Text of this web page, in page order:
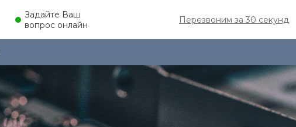
Задайте Ваш
вопрос онлайн
Перезвоним за 30 секунд